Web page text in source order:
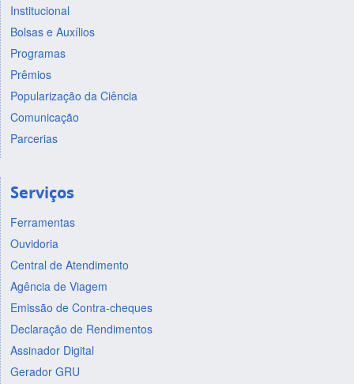
Institucional
Bolsas e Auxílios
Programas
Prêmios
Popularização da Ciência
Comunicação
Parcerias
Serviços
Ferramentas
Ouvidoria
Central de Atendimento
Agência de Viagem
Emissão de Contra-cheques
Declaração de Rendimentos
Assinador Digital
Gerador GRU